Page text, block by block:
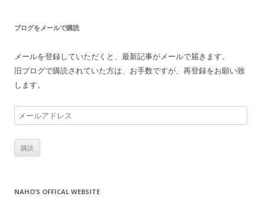
ブログをメールで購読
メールを登録していただくと、最新記事がメールで届きます。
旧ブログで購読されていた方は、お手数ですが、再登録をお願い致
します。
メ
ー
ル
ア
NAHO’S OFFICAL WEBSITE